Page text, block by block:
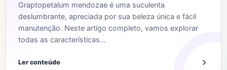
Graptopetalum mendozae é uma suculenta
deslumbrante, apreciada por sua beleza única e fácil
manutenção. Neste artigo completo, vamos explorar
todas as características…
Ler conteúdo